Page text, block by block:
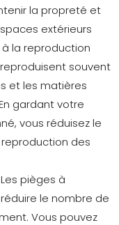
la propreté et
extérieurs
la reproduction
souvent
et les matières
gardant votre
vous réduisez le
des
Les pièges à
le nombre de
Vous pouvez